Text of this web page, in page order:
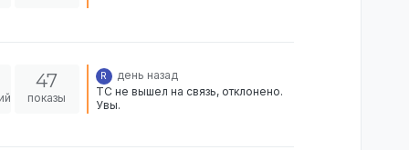
47
показы
R
день назад
ТС не вышел на связь, отклонено.
Увы.